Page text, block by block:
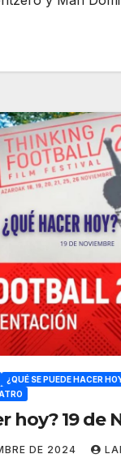
¿QUÉ SE PUEDE HACER
hoy? 19 de
DE 2024